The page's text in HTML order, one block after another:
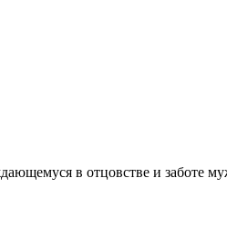
в отцовстве и заботе